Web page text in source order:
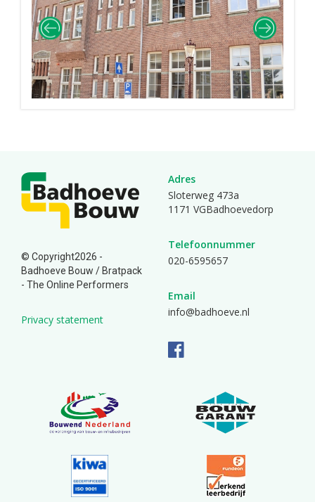
© Copyright2026 -
Badhoeve Bouw / Bratpack
- The Online Performers
Privacy statement
Adres
Sloterweg 473a
1171 VGBadhoevedorp
Telefoonnummer
020-6595657
Email
info@badhoeve.nl